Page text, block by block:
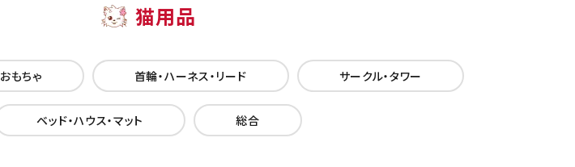
猫用品
おもちゃ 首輪・ハーネス・リード サークル・タワー
ベッド・ハウス・マット 総合